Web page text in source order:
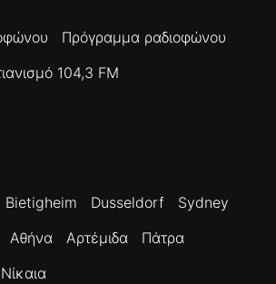
Πρόγραμμα ραδιοφώνου
104,3 FM
Bietigheim Dusseldorf
Sydney
Αθήνα Αρτέμιδα
Πάτρα
Νίκαια